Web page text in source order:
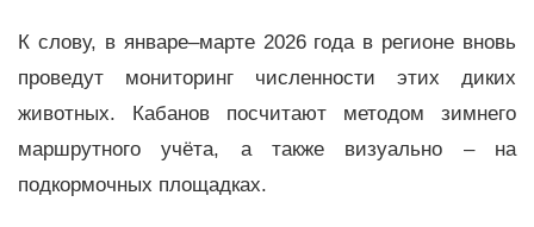
К слову, в январе–марте 2026 года в регионе вновь
проведут мониторинг численности этих диких
животных. Кабанов посчитают методом зимнего
маршрутного учёта, а также визуально – на
подкормочных площадках.